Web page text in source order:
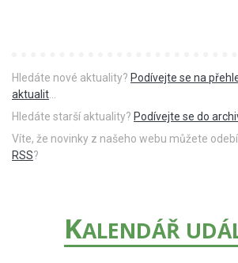
Hledáte nové aktuality? Podívejte se na
aktualit
Hledáte starší aktuality? Podívejte se do
Víte, že novinky z našeho webu můžete
RSS?
KALENDÁŘ